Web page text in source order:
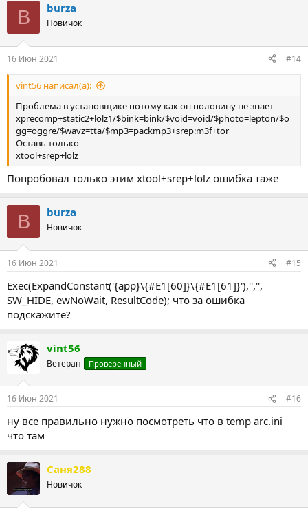
B burza
Новичок
16 Июн 2021 #14
vint56 написал(а):
Проблема в установщике потому как он половину не знает
xprecomp+static2+lolz1/$bink=bink/$void=void/$photo=lepton/$o
gg=oggre/$wavz=tta/$mp3=packmp3+srep:m3f+tor
Оставь только
xtool+srep+lolz
Попробовал только этим xtool+srep+lolz ошибка таже
B burza
Новичок
16 Июн 2021 #15
Exec(ExpandConstant('{app}\{#E1[60]}\{#E1[61]}'),'','',
SW_HIDE, ewNoWait, ResultCode); что за ошибка
подскажите?
vint56
Ветеран Проверенный
16 Июн 2021 #16
ну все правильно нужно посмотреть что в temp arc.ini
что там
Саня288
Новичок